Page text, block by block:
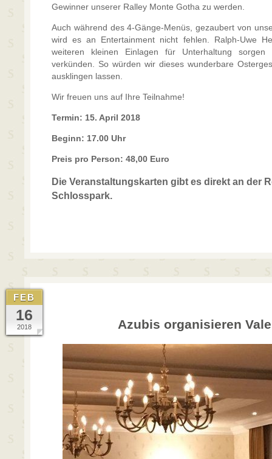
Gewinner unserer Ralley Monte Gotha zu werden.
Auch während des 4-Gänge-Menüs, gezaubert von
wird es an Entertainment nicht fehlen. Ralph-Uwe
weiteren kleinen Einlagen für Unterhaltung
verkünden. So würden wir dieses wunderbare
ausklingen lassen.
Wir freuen uns auf Ihre Teilnahme!
Termin: 15. April 2018
Beginn: 17.00 Uhr
Preis pro Person: 48,00 Euro
Die Veranstaltungskarten gibt es direkt an der
Schlosspark.
2018
16
FEB
Azubis organisieren